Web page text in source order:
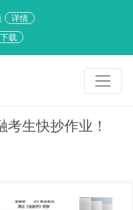
详情
载
考生快抄作业！